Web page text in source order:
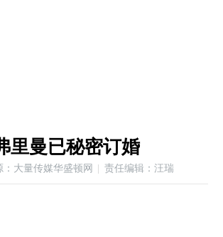
里曼已秘密订婚
：大量传媒华盛顿网 责任编辑：汪瑞